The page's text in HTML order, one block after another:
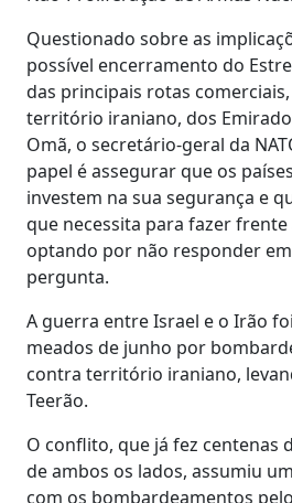
Questionado sobre as
possível encerramento do
das principais rotas
território iraniano, dos
Omã, o secretário-geral da
papel é assegurar que os
investem na sua segurança e
que necessita para fazer frente
optando por não responder
pergunta.
A guerra entre Israel e o Irão
meados de junho por
contra território iraniano,
Teerão.
O conflito, que já fez centenas
de ambos os lados, assumiu
com os bombardeamentos